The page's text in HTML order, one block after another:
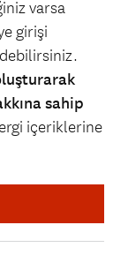
varsa
girişi
sahip
içeriklerine